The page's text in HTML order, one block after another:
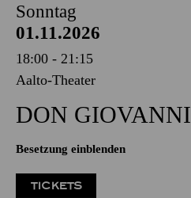
Sonntag
01.11.2026
18:00 - 21:15
Aalto-Theater
DON GIO­VANNI
Besetzung einblenden
TICKETS